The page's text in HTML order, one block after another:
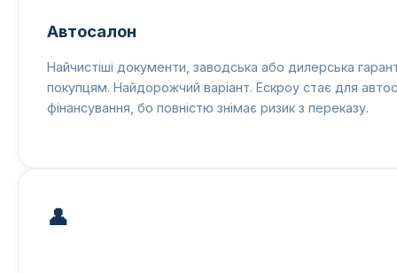
Автосалон
Найчистіші документи, заводська або дилерська
покупцям. Найдорожчий варіант. Ескроу стає для
фінансування, бо повністю знімає ризик з переказу.
👤